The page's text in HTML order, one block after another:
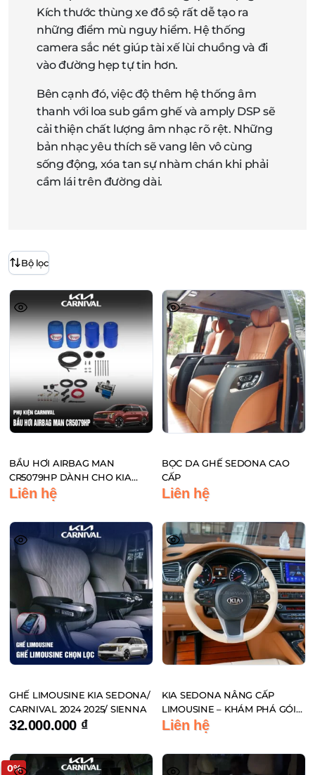
Kích thước thùng xe đồ sộ rất dễ tạo ra
những điểm mù nguy hiểm. Hệ thống
camera sắc nét giúp tài xế lùi chuồng và đi
vào đường hẹp tự tin hơn.
Bên cạnh đó, việc độ thêm hệ thống âm
thanh với loa sub gầm ghế và amply DSP sẽ
cải thiện chất lượng âm nhạc rõ rệt. Những
bản nhạc yêu thích sẽ vang lên vô cùng
sống động, xóa tan sự nhàm chán khi phải
cầm lái trên đường dài.
Bộ lọc
BẦU HƠI AIRBAG MAN
CR5079HP DÀNH CHO KIA
SEDONA & CARNIVAL SAU 2015
Liên hệ
BỌC DA GHẾ SEDONA CAO
CẤP
Liên hệ
GHẾ LIMOUSINE KIA SEDONA/
CARNIVAL 2024 2025/ SIENNA
32.000.000 ₫
KIA SEDONA NÂNG CẤP
LIMOUSINE – KHÁM PHÁ GÓI
ĐỘ VIP ĐẲNG CẤP TẠI
MPVSAIGON
Liên hệ
0%